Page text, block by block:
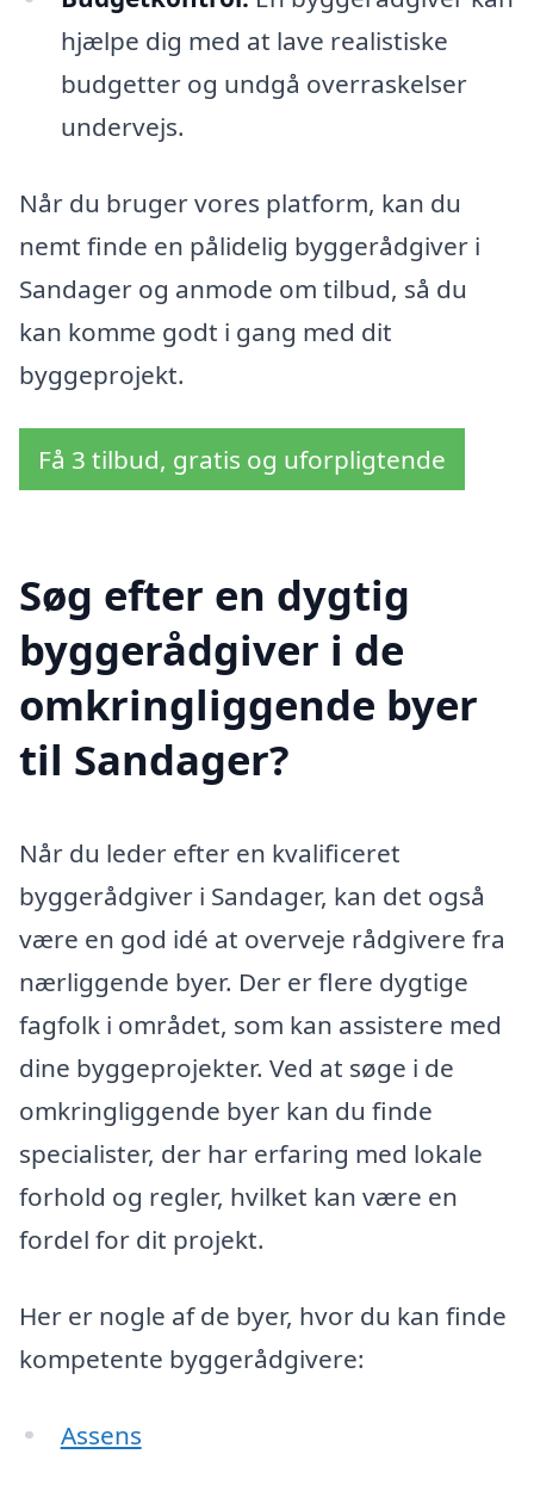
hjælpe dig med at lave realistiske
budgetter og undgå overraskelser
undervejs.
Når du bruger vores platform, kan du
nemt finde en pålidelig byggerådgiver i
Sandager og anmode om tilbud, så du
kan komme godt i gang med dit
byggeprojekt.
Få 3 tilbud, gratis og uforpligtende
Søg efter en dygtig
byggerådgiver i de
omkringliggende byer
til Sandager?
Når du leder efter en kvalificeret
byggerådgiver i Sandager, kan det også
være en god idé at overveje rådgivere fra
nærliggende byer. Der er flere dygtige
fagfolk i området, som kan assistere med
dine byggeprojekter. Ved at søge i de
omkringliggende byer kan du finde
specialister, der har erfaring med lokale
forhold og regler, hvilket kan være en
fordel for dit projekt.
Her er nogle af de byer, hvor du kan finde
kompetente byggerådgivere:
Assens